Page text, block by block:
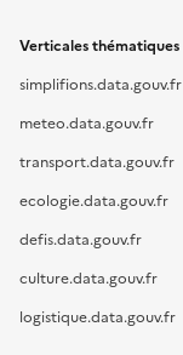
Verticales thématiques
simplifions.data.gouv.fr
meteo.data.gouv.fr
transport.data.gouv.fr
ecologie.data.gouv.fr
defis.data.gouv.fr
culture.data.gouv.fr
logistique.data.gouv.fr